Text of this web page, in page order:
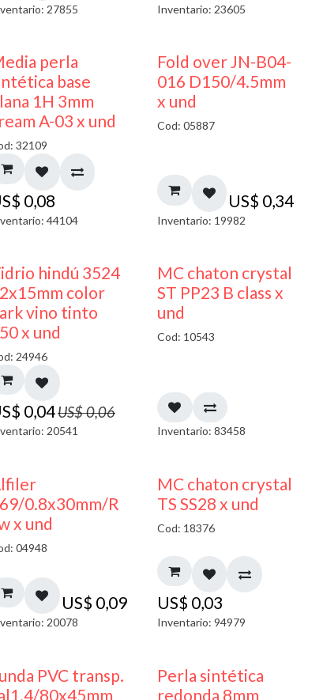
27855 Inventario: 23605
perla
base
1H 3mm
A-03 x und
32109
0,08
44104
Fold over JN-B04-
016 D150/4.5mm
x und
Cod: 05887
US$ 0,34
Inventario: 19982
40% DESCUENTO
hindú 3524
color
vino tinto
x und
24946
0,04US$0,06
20541
MC chaton crystal
ST PP23 B class x
und
Cod: 10543
Inventario: 83458
0.8x30mm/R
x und
04948
US$ 0,09
20078
MC chaton crystal
TS SS28 x und
Cod: 18376
US$ 0,03
Inventario: 94979
PVC transp.
80x45mm
Perla sintética
redonda 8mm